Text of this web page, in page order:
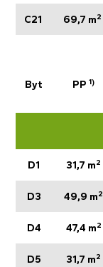
C21 69,7 m2
Byt PP1)
D1 31,7 m2
D3 49,9 m2
D4 47,4 m2
D5 31,7 m2